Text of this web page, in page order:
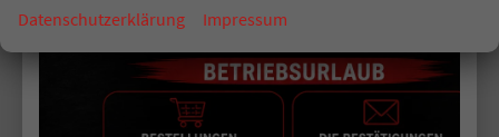
Arona
Hyundai
Datenschutzerklärung Impressum